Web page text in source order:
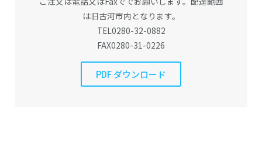
は旧古河市内となります。
TEL0280-32-0882
FAX0280-31-0226
PDF ダウンロード